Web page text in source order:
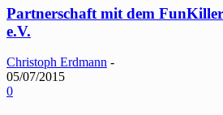
Partnerschaft mit dem
e.V.
Christoph Erdmann -
05/07/2015
0